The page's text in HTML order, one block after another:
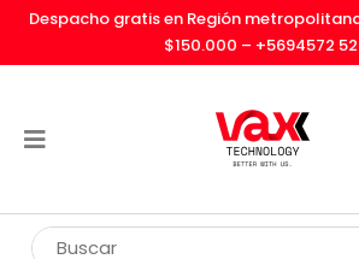
Despacho gratis en Región
$150.000 – +5694572